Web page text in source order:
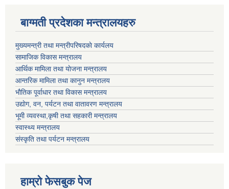
बाग्मती प्रदेशका मन्त्रालयहरु
मुख्यमन्त्री तथा मन्त्रीपरिषदकाे कार्यलय
सामाजिक विकास मन्त्रालय
आर्थिक मामिला तथा याेजना मन्त्रालय
आन्तरिक मामिला तथा कानुन मन्त्रालय
भाैतिक पूर्वाधार तथा विकास मन्त्रालय
उद्याेग, वन, पर्यटन तथा वातावरण मन्त्रालय
भूमी व्यवस्था,कृषी तथा सहकारी मन्त्रालय
स्वास्थ्य मन्त्रालय
संस्कृति तथा पर्यटन मन्त्रालय
हाम्राे फेसबुक पेज